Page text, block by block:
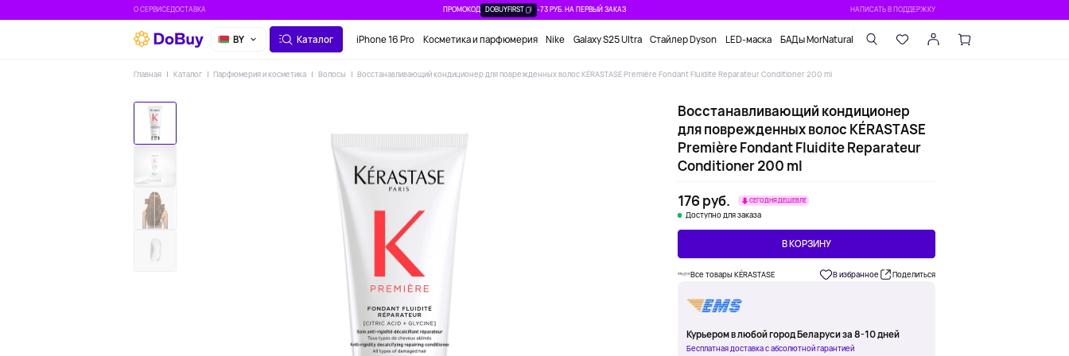
О СЕРВИСЕДОСТАВКА ПРОМОКОД DOBUYFIRST -73 РУБ. НА ПЕРВЫЙ ЗАКАЗ НАПИСАТЬ В ПОДДЕРЖКУ
BY Каталог iPhone 16 Pro Косметика и парфюмерия Nike Galaxy S25 Ultra Стайлер Dyson LED-маска БАДы MorNatural
Главная Каталог Парфюмерия и косметика Волосы Восстанавливающий кондиционер для поврежденных волос KÉRASTASE Première Fondant Fluidite Reparateur Conditioner 200 ml
Восстанавливающий кондиционер
для поврежденных волос KÉRASTASE
Première Fondant Fluidite Reparateur
Conditioner 200 ml
176 руб.
СЕГОДНЯ ДЕШЕВЛЕ
Доступно для заказа
В КОРЗИНУ
Все товары KÉRASTASE В избранное Поделиться
Курьером в любой город Беларуси за 8-10 дней
Бесплатная доставка с абсолютной гарантией